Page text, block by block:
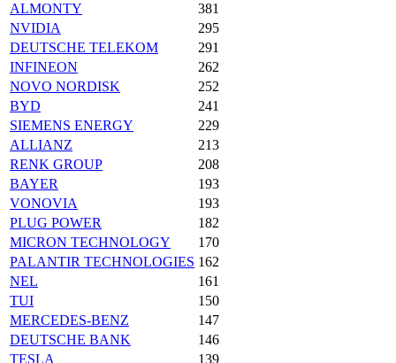
ALMONTY
381
NVIDIA
295
DEUTSCHE TELEKOM
291
INFINEON
262
NOVO NORDISK
252
BYD
241
SIEMENS ENERGY
229
ALLIANZ
213
RENK GROUP
208
BAYER
193
VONOVIA
193
PLUG POWER
182
MICRON TECHNOLOGY
170
PALANTIR TECHNOLOGIES 162
NEL
161
TUI
150
MERCEDES-BENZ
147
DEUTSCHE BANK
146
TESLA
139